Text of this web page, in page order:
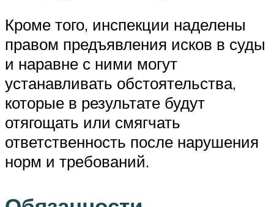
Кроме того, инспекции наделены
правом предъявления исков в суды
и наравне с ними могут
устанавливать обстоятельства,
которые в результате будут
отягощать или смягчать
ответственность после нарушения
норм и требований.